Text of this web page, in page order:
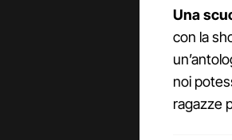
Una
con la
noi
ragazze